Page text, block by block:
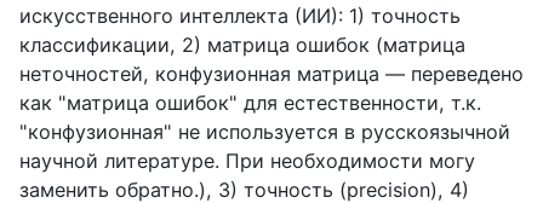
искусственного интеллекта (ИИ): 1) точность
классификации, 2) матрица ошибок (матрица
неточностей, конфузионная матрица — переведено
как "матрица ошибок" для естественности, т.к.
"конфузионная" не используется в русскоязычной
научной литературе. При необходимости могу
заменить обратно.), 3) точность (precision), 4)